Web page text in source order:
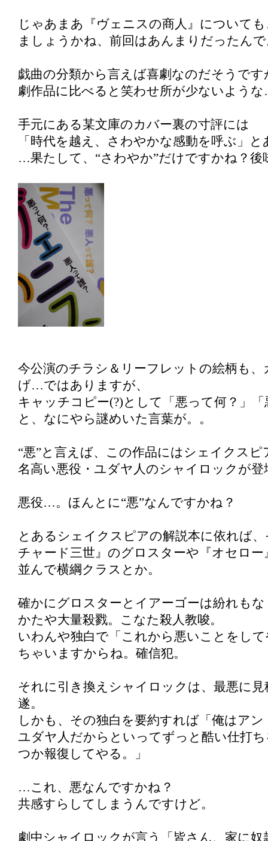
じゃあまあ『ヴェニスの商人』について
ましょうかね、前回はあんまりだったん
戯曲の分類から言えば喜劇なのだそうです
劇作品に比べると笑わせ所が少ないよう
手元にある某文庫のカバー裏の寸評には
「時代を越え、さわやかな感動を呼ぶ」
…果たして、“さわやか”だけですかね？後
今公演のチラシ＆リーフレットの絵柄も
げ…ではありますが、
キャッチコピー(?)として「悪って何？」
と、なにやら謎めいた言葉が。。
“悪”と言えば、この作品にはシェイクスピ
名高い悪役・ユダヤ人のシャイロックが登
悪役…。ほんとに“悪”なんですかね？
とあるシェイクスピアの解説本に依れば
チャード三世』のグロスターや『オセロ
並んで横綱クラスとか。
確かにグロスターとイアーゴーは紛れも
かたや大量殺戮。こなた殺人教唆。
いわんや独白で「これから悪いことをし
ちゃいますからね。確信犯。
それに引き換えシャイロックは、最悪に
遂。
しかも、その独白を要約すれば「俺はア
ユダヤ人だからといってずっと酷い仕打
つか報復してやる。」
…これ、悪なんですかね？
共感すらしてしまうんですけど。
劇中シャイロックが言う「皆さん、家に